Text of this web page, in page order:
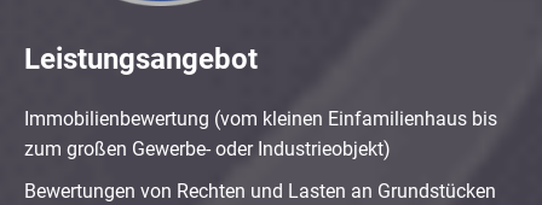
Leistungsangebot
Immobilienbewertung (vom kleinen Einfamilienhaus bis
zum großen Gewerbe- oder Industrieobjekt)
Bewertungen von Rechten und Lasten an Grundstücken